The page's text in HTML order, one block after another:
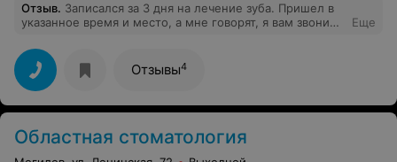
Отзыв. Записался за 3 дня на лечение зуба. Пришел в
указанное время и место, а мне говорят, я вам звонила
никто не звонил и я никуда не переписывался. В итоге
никто лечить меня не стал, потому что место мое уже
занято. Белорусский сервис! Браво!
Еще
Отзывы4
Областная стоматология